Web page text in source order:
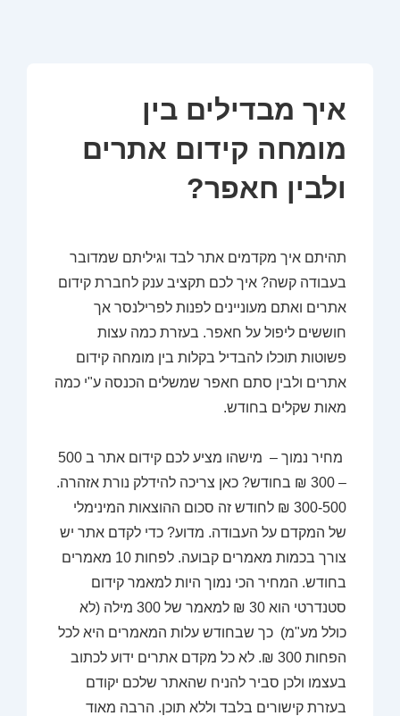
איך מבדילים בין
מומחה קידום אתרים
ולבין חאפר?
תהיתם איך מקדמים אתר לבד וגיליתם שמדובר
בעבודה קשה? איך לכם תקציב ענק לחברת קידום
אתרים ואתם מעוניינים לפנות לפרילנסר אך
חוששים ליפול על חאפר. בעזרת כמה עצות
פשוטות תוכלו להבדיל בקלות בין מומחה קידום
אתרים ולבין סתם חאפר שמשלים הכנסה ע"י כמה
מאות שקלים בחודש.
מחיר נמוך –
מישהו מציע לכם קידום אתר ב 500
– 300 ₪ בחודש? כאן צריכה להידלק נורת אזהרה.
300-500 ₪ לחודש זה סכום ההוצאות המינימלי
של המקדם על העבודה. מדוע? כדי לקדם אתר יש
צורך בכמות מאמרים קבועה. לפחות 10 מאמרים
בחודש. המחיר הכי נמוך היות למאמר קידום
סטנדרטי הוא 30 ₪ למאמר של 300 מילה (לא
כולל מע"מ) כך שבחודש עלות המאמרים היא לכל
הפחות 300 ₪. לא כל מקדם אתרים ידוע לכתוב
בעצמו ולכן סביר להניח שהאתר שלכם יקודם
בעזרת קישורים בלבד וללא תוכן. הרבה מאוד